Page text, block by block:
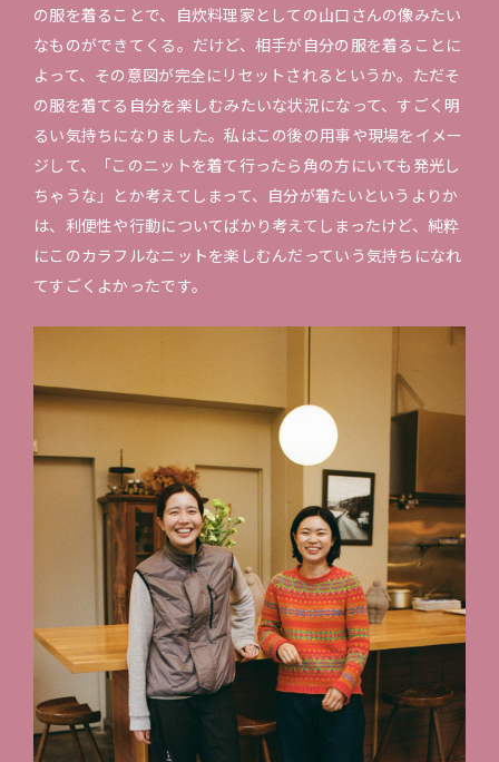
の服を着ることで、自炊料理家としての山口さんの像みたい
なものができてくる。だけど、相手が自分の服を着ることに
よって、その意図が完全にリセットされるというか。ただそ
の服を着てる自分を楽しむみたいな状況になって、すごく明
るい気持ちになりました。私はこの後の用事や現場をイメー
ジして、「このニットを着て行ったら角の方にいても発光し
ちゃうな」とか考えてしまって、自分が着たいというよりか
は、利便性や行動についてばかり考えてしまったけど、純粋
にこのカラフルなニットを楽しむんだっていう気持ちになれ
てすごくよかったです。